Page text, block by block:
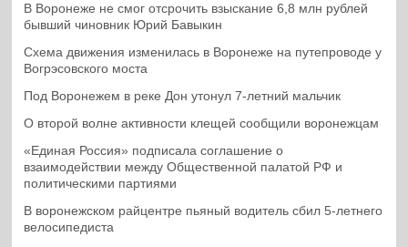
В Воронеже не смог отсрочить взыскание 6,8 млн рублей
бывший чиновник Юрий Бавыкин
Схема движения изменилась в Воронеже на путепроводе у
Вогрэсовского моста
Под Воронежем в реке Дон утонул 7-летний мальчик
О второй волне активности клещей сообщили воронежцам
«Единая Россия» подписала соглашение о
взаимодействии между Общественной палатой РФ и
политическими партиями
В воронежском райцентре пьяный водитель сбил 5-летнего
велосипедиста